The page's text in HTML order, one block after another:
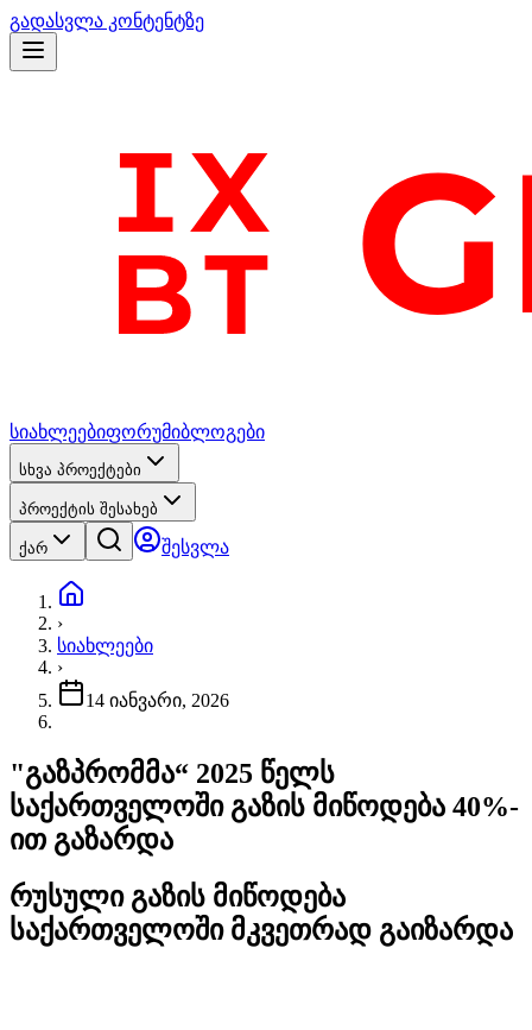
გადასვლა კონტენტზე
სიახლეებიფორუმიბლოგები
სხვა პროექტები
პროექტის შესახებ
ქარ შესვლა
›
სიახლეები
›
14 იანვარი, 2026
"გაზპრომმა“ 2025 წელს
საქართველოში გაზის მიწოდება 40%-
ით გაზარდა
რუსული გაზის მიწოდება
საქართველოში მკვეთრად გაიზარდა